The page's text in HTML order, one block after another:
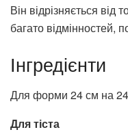
Він відрізняється від
багато відмінностей,
Інгредієнти
Для форми 24 см на
Для тіста